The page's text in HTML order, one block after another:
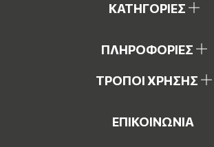
ΚΑΤΗΓΟΡΙΕΣ
ΠΛΗΡΟΦΟΡΙΕΣ
ΤΡΟΠΟΙ ΧΡΗΣΗΣ
ΕΠΙΚΟΙΝΩΝΙΑ